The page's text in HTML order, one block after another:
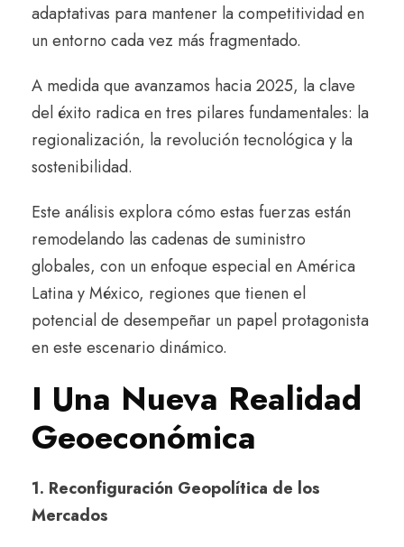
adaptativas para mantener la competitividad en
un entorno cada vez más fragmentado.
A medida que avanzamos hacia 2025, la clave
del éxito radica en tres pilares fundamentales: la
regionalización, la revolución tecnológica y la
sostenibilidad.
Este análisis explora cómo estas fuerzas están
remodelando las cadenas de suministro
globales, con un enfoque especial en América
Latina y México, regiones que tienen el
potencial de desempeñar un papel protagonista
en este escenario dinámico.
I Una Nueva Realidad
Geoeconómica
1. Reconfiguración Geopolítica de los
Mercados